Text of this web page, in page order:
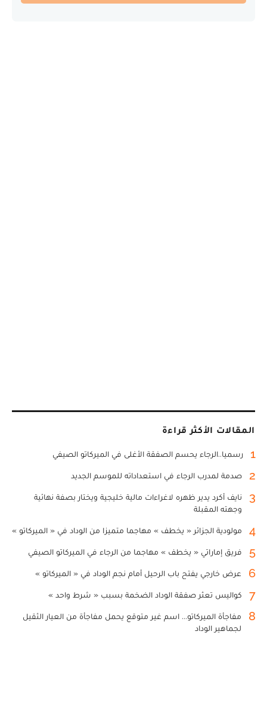
المقالات الأكثر قراءة
1 رسميا..الرجاء يحسم الصفقة الأغلى في الميركاتو الصيفي
2 صدمة لمدرب الرجاء في استعداداته للموسم الجديد
3
نايف أكرد يدير ظهره لاغراءات مالية خليجية ويختار بصفة نهائية
وجهته المقبلة
4 مولودية الجزائر « يخطف » مهاجما متميزا من الوداد في « الميركاتو »
5 فريق إماراتي « يخطف » مهاجما من الرجاء في الميركاتو الصيفي
6 عرض خارجي يفتح باب الرحيل أمام نجم الوداد في « الميركاتو »
7 كواليس تعثر صفقة الوداد الضخمة بسبب « شرط واحد »
8
مفاجأة الميركاتو... اسم غير متوقع يحمل مفاجأة من العيار الثقيل
لجماهير الوداد